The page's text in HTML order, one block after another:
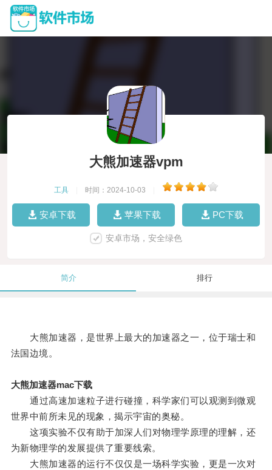
大熊加速器vpm
工具 时间：2024-10-03
安卓下载 苹果下载 PC下载
安卓市场，安全绿色
简介 排行
大熊加速器，是世界上最大的加速器之一，位于瑞士和
法国边境。
大熊加速器mac下载
通过高速加速粒子进行碰撞，科学家们可以观测到微观
世界中前所未见的现象，揭示宇宙的奥秘。
这项实验不仅有助于加深人们对物理学原理的理解，还
为新物理学的发展提供了重要线索。
大熊加速器的运行不仅仅是一场科学实验，更是一次对